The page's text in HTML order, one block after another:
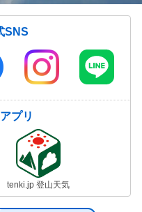
SNS
プリ
tenki.jp 登山天気